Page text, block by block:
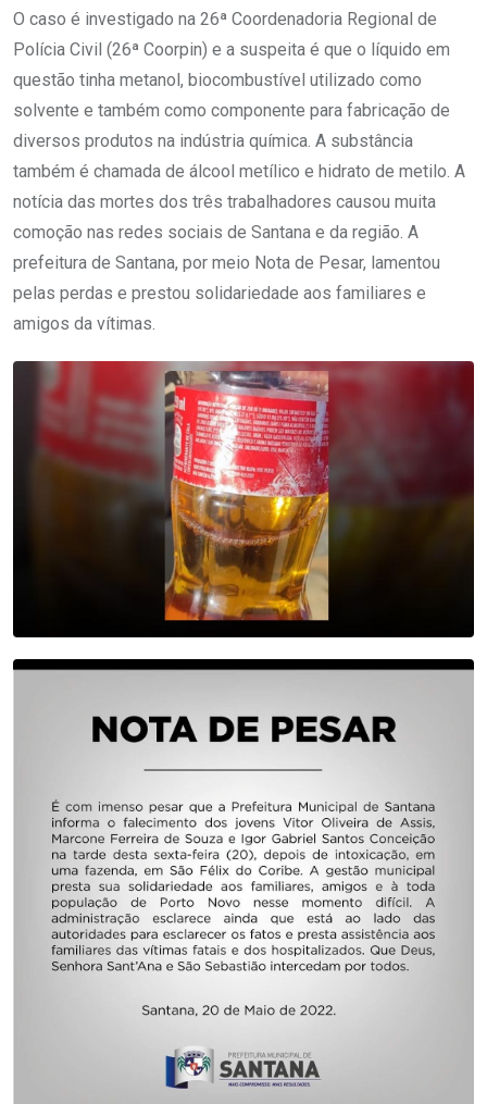
O caso é investigado na 26ª Coordenadoria Regional de
Polícia Civil (26ª Coorpin) e a suspeita é que o líquido em
questão tinha metanol, biocombustível utilizado como
solvente e também como componente para fabricação de
diversos produtos na indústria química. A substância
também é chamada de álcool metílico e hidrato de metilo. A
notícia das mortes dos três trabalhadores causou muita
comoção nas redes sociais de Santana e da região. A
prefeitura de Santana, por meio Nota de Pesar, lamentou
pelas perdas e prestou solidariedade aos familiares e
amigos da vítimas.